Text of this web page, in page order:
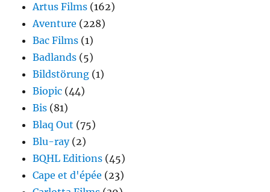
Artus Films (162)
Aventure (228)
Bac Films (1)
Badlands (5)
Bildstörung (1)
Biopic (44)
Bis (81)
Blaq Out (75)
Blu-ray(2)
BQHL Editions (45)
Cape et d'épée (23)